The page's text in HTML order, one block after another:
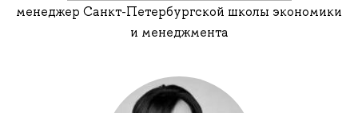
менеджер Санкт-Петербургской школы экономики
и менеджмента